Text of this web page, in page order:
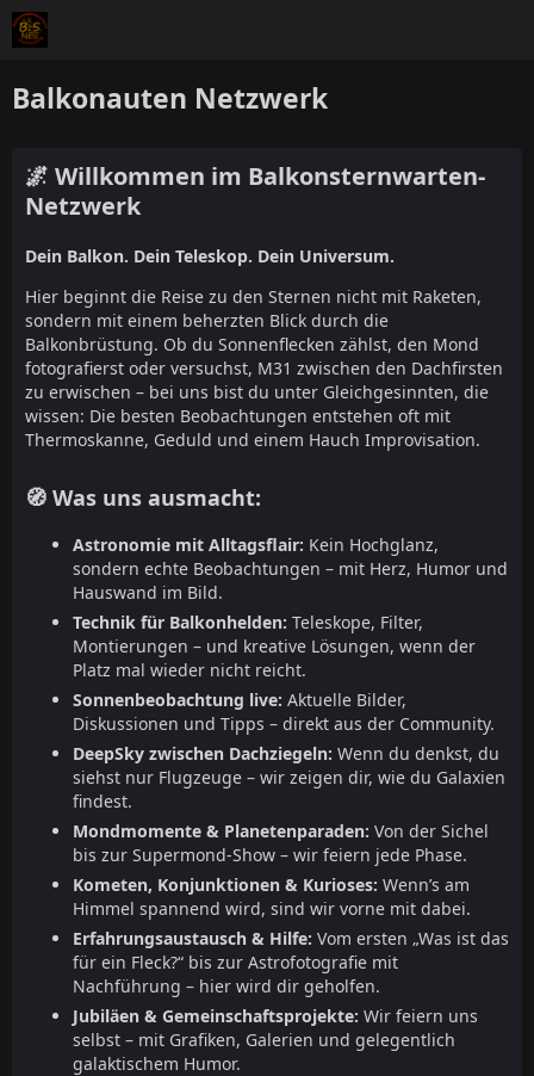
Balkonauten Netzwerk
🌌 Willkommen im Balkonsternwarten-
Netzwerk
Dein Balkon. Dein Teleskop. Dein Universum.
Hier beginnt die Reise zu den Sternen nicht mit Raketen,
sondern mit einem beherzten Blick durch die
Balkonbrüstung. Ob du Sonnenflecken zählst, den Mond
fotografierst oder versuchst, M31 zwischen den Dachfirsten
zu erwischen – bei uns bist du unter Gleichgesinnten, die
wissen: Die besten Beobachtungen entstehen oft mit
Thermoskanne, Geduld und einem Hauch Improvisation.
🧭 Was uns ausmacht:
Astronomie mit Alltagsflair: Kein Hochglanz,
sondern echte Beobachtungen – mit Herz, Humor und
Hauswand im Bild.
Technik für Balkonhelden: Teleskope, Filter,
Montierungen – und kreative Lösungen, wenn der
Platz mal wieder nicht reicht.
Sonnenbeobachtung live: Aktuelle Bilder,
Diskussionen und Tipps – direkt aus der Community.
DeepSky zwischen Dachziegeln: Wenn du denkst, du
siehst nur Flugzeuge – wir zeigen dir, wie du Galaxien
findest.
Mondmomente & Planetenparaden: Von der Sichel
bis zur Supermond-Show – wir feiern jede Phase.
Kometen, Konjunktionen & Kurioses: Wenn’s am
Himmel spannend wird, sind wir vorne mit dabei.
Erfahrungsaustausch & Hilfe: Vom ersten „Was ist das
für ein Fleck?“ bis zur Astrofotografie mit
Nachführung – hier wird dir geholfen.
Jubiläen & Gemeinschaftsprojekte: Wir feiern uns
selbst – mit Grafiken, Galerien und gelegentlich
galaktischem Humor.